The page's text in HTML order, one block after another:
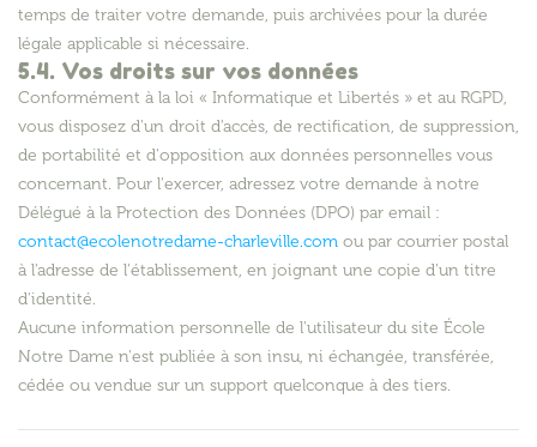
temps de traiter votre demande, puis archivées pour la durée
légale applicable si nécessaire.
5.4. Vos droits sur vos données
Conformément à la loi « Informatique et Libertés » et au RGPD,
vous disposez d'un droit d'accès, de rectification, de suppression,
de portabilité et d'opposition aux données personnelles vous
concernant. Pour l'exercer, adressez votre demande à notre
Délégué à la Protection des Données (DPO) par email :
contact@ecolenotredame-charleville.com ou par courrier postal
à l'adresse de l'établissement, en joignant une copie d'un titre
d'identité.
Aucune information personnelle de l'utilisateur du site École
Notre Dame n'est publiée à son insu, ni échangée, transférée,
cédée ou vendue sur un support quelconque à des tiers.